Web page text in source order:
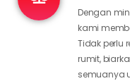
Dengan
kami
Tidak perlu
rumit,
semuanya